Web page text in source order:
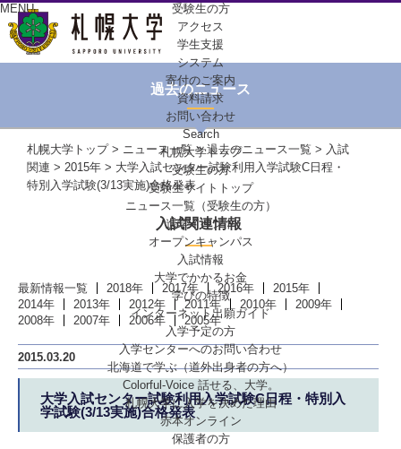
MENU
受験生の方
アクセス
学生支援
システム
寄付のご案内
資料請求
お問い合わせ
Search
札幌大学トップ
受験生の方
受験生サイトトップ
ニュース一覧（受験生の方）
進学イベント
オープンキャンパス
入試情報
大学でかかるお金
学びの特徴
インターネット出願ガイド
入学予定の方
入学センターへのお問い合わせ
北海道で学ぶ（道外出身者の方へ）
Colorful-Voice 話せる、大学。
札幌大学に入学を決めた理由
赤本オンライン
保護者の方
過去のニュース
札幌大学トップ> ニュース一覧>過去のニュース一覧 > 入試
関連 > 2015年 > 大学入試センター試験利用入学試験C日程・
特別入学試験(3/13実施)合格発表
入試関連情報
最新情報一覧 2018年 2017年 2016年
2015年
2014年
2013年 2012年 2011年 2010年
2009年
2008年
2007年 2006年 2005年
2015.03.20
大学入試センター試験利用入学試験C日程・特別入
学試験(3/13実施)合格発表